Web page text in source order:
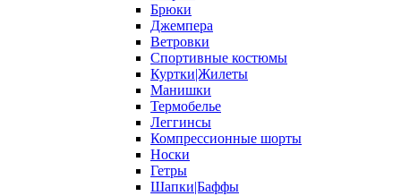
Брюки
Джемпера
Ветровки
Спортивные костюмы
Куртки|Жилеты
Манишки
Термобелье
Леггинсы
Компрессионные шорты
Носки
Гетры
Шапки|Баффы